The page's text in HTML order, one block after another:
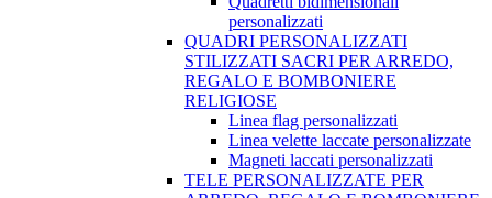
personalizzati
QUADRI PERSONALIZZATI
STILIZZATI SACRI PER ARREDO,
REGALO E BOMBONIERE
RELIGIOSE
Linea flag personalizzati
Linea velette laccate personalizzate
Magneti laccati personalizzati
TELE PERSONALIZZATE PER